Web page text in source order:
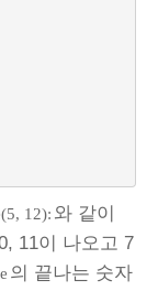
12): 와 같이
11이 나오고 7
의 끝나는 숫자